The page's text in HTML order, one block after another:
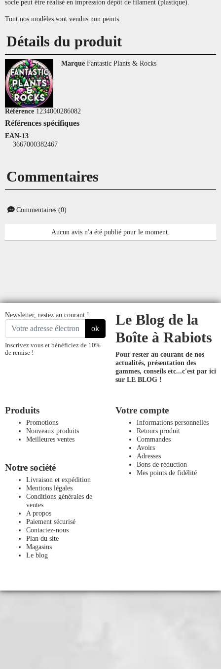
socle peut être réalisé en impression dépôt de filament (plastique).
Tout nos modèles sont vendus non peints.
Détails du produit
Marque Fantastic Plants & Rocks
Référence 1234000286082
Références spécifiques
EAN-13
3667000382467
Commentaires
Commentaires (0)
Aucun avis n'a été publié pour le moment.
Newsletter, restez au courant !
ok
Inscrivez vous et bénéficiez de 10%
de remise !
Le Blog de la
Boîte à Rabiots
Pour rester au courant de nos
actualités, présentation des
gammes, conseils etc...c'est par ici
sur LE BLOG !
Produits
Promotions
Nouveaux produits
Meilleures ventes
Notre société
Livraison et expédition
Mentions légales
Conditions générales de
ventes
A propos
Paiement sécurisé
Contactez-nous
Plan du site
Magasins
Le blog
Votre compte
Informations personnelles
Retours produit
Commandes
Avoirs
Adresses
Bons de réduction
Mes points de fidélité